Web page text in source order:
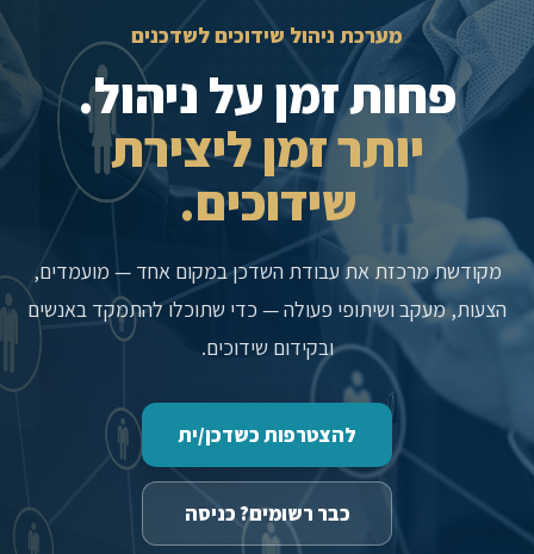
מערכת ניהול שידוכים לשדכנים
פחות זמן על ניהול.
יותר זמן ליצירת
שידוכים.
מקודשת מרכזת את עבודת השדכן במקום אחד — מועמדים,
הצעות, מעקב ושיתופי פעולה — כדי שתוכלו להתמקד באנשים
ובקידום שידוכים.
להצטרפות כשדכן/ית
כבר רשומים? כניסה